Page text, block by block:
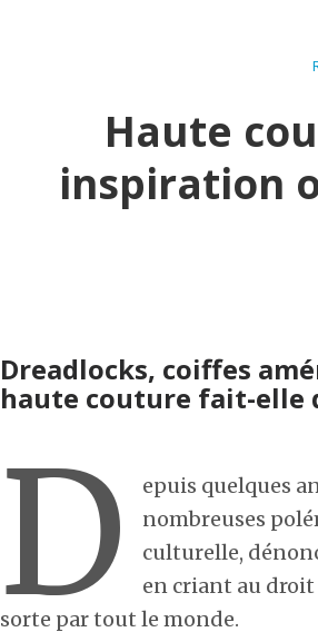
Haute
inspiration
Dreadlocks, coiffes
haute couture fait-elle
D
epuis quelques
nombreuses
culturelle,
en criant au
sorte par tout le monde.